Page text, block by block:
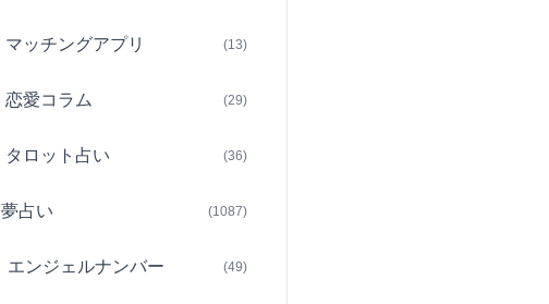
マッチングアプリ (13)
恋愛コラム (29)
タロット占い (36)
夢占い (1087)
エンジェルナンバー (49)